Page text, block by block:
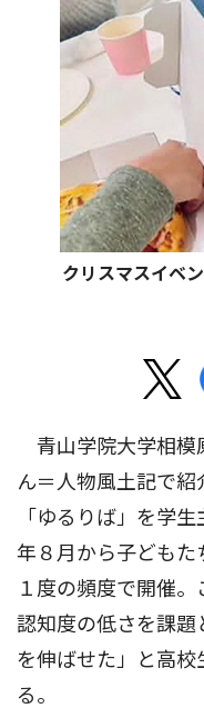
クリスマスイベ
青山学院大学相模
ん＝人物風土記で
「ゆるりば」を学
年８月から子どもた
１度の頻度で開催。
認知度の低さを課題
を伸ばせた」と高
る。